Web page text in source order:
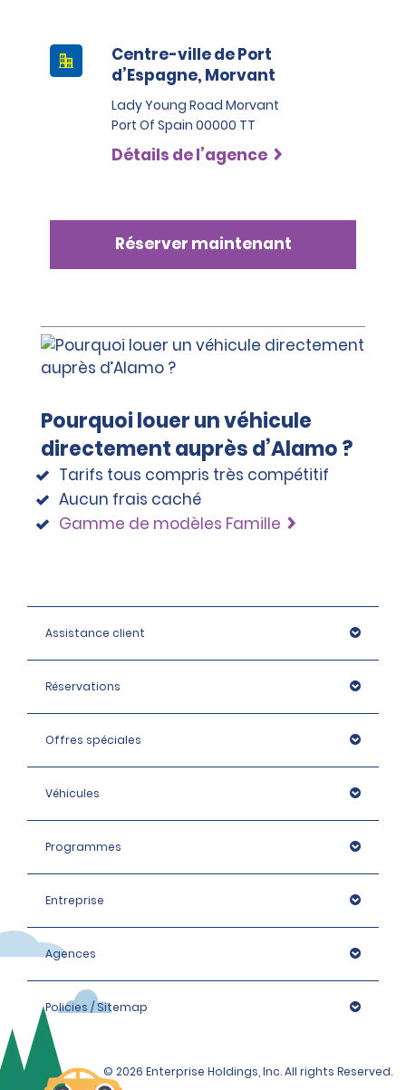
Centre-ville de Port
d’Espagne, Morvant
Lady Young Road Morvant
Port Of Spain 00000 TT
Détails de l’agence
Réserver maintenant
Pourquoi louer un véhicule
directement auprès d’Alamo ?
Tarifs tous compris très compétitif
Aucun frais caché
Gamme de modèles Famille
Assistance client
Réservations
Offres spéciales
Véhicules
Programmes
Entreprise
Agences
Policies / Sitemap
© 2026 Enterprise Holdings, Inc. All rights Reserved.